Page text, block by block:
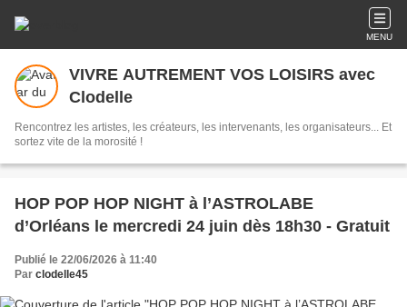
MENU
VIVRE AUTREMENT VOS LOISIRS avec
Clodelle
Rencontrez les artistes, les créateurs, les intervenants, les organisateurs... Et
sortez vite de la morosité !
HOP POP HOP NIGHT à l’ASTROLABE
d’Orléans le mercredi 24 juin dès 18h30 - Gratuit
Publié le 22/06/2026 à 11:40
Par clodelle45